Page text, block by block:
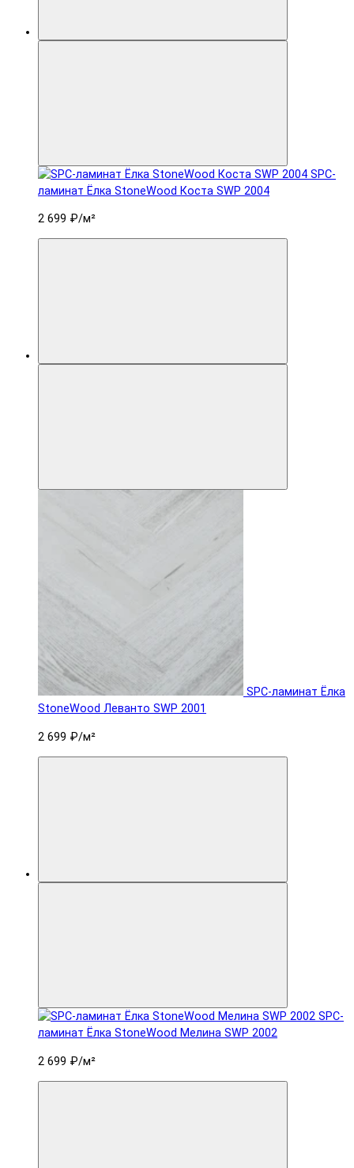
SPC-
ламинат Ëлка StoneWood Коста SWP 2004
2 699 ₽/м²
SPC-ламинат Ëлка
StoneWood Леванто SWP 2001
2 699 ₽/м²
SPC-
ламинат Ëлка StoneWood Мелина SWP 2002
2 699 ₽/м²